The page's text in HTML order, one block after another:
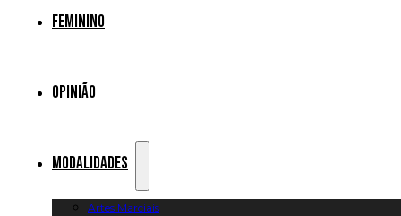
Feminino
Opinião
Modalidades
Artes Marciais